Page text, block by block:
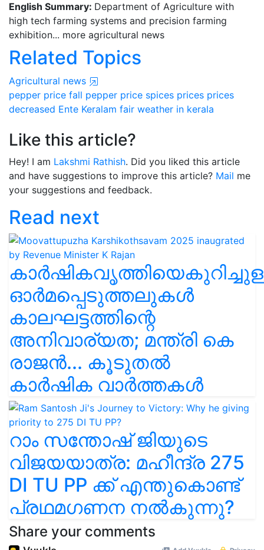
English Summary: Department of Agriculture with
high tech farming systems and precision farming
exhibition... more agricultural news
Related Topics
Agricultural news
pepper price fall pepper price spices prices prices
decreased Ente Keralam fair weather in kerala
Like this article?
Hey! I am Lakshmi Rathish. Did you liked this article
and have suggestions to improve this article? Mail me
your suggestions and feedback.
Read next
ഓർമപ്പെടുത്തലുകൾ
കാലഘട്ടത്തിന്റെ
അനിവാര്യത; മന്ത്രി കെ
രാജൻ... കൂടുതൽ
കാർഷിക വാർത്തകൾ
റാം സന്തോഷ് ജിയുടെ
വിജയയാത്ര: മഹീന്ദ്ര 275
DI TU PP ക്ക് എന്തുകൊണ്ട്
പ്രഥമഗണന നൽകുന്നു?
Share your comments